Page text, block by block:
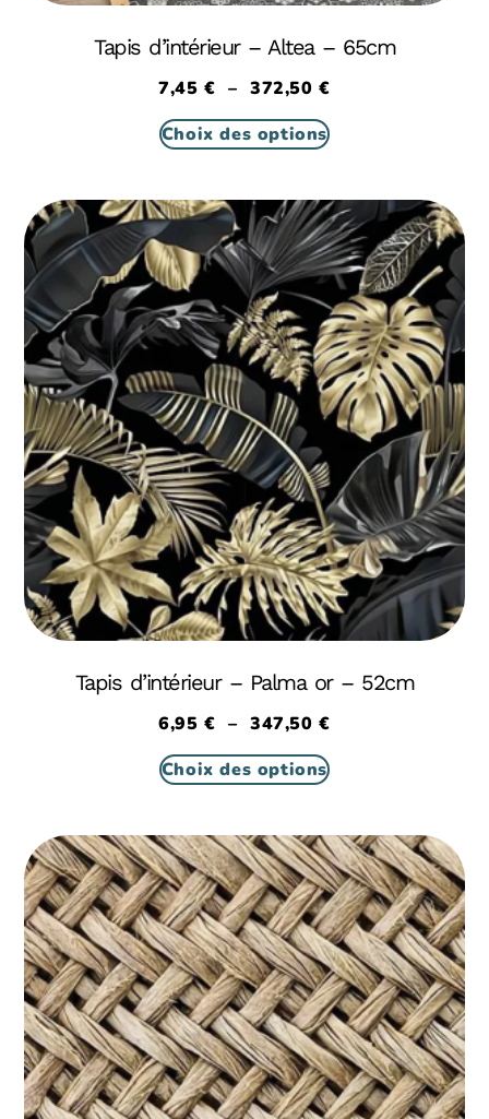
Tapis d’intérieur – Altea – 65cm
7,45€ – 372,50€
Choix des options
Tapis d’intérieur – Palma or – 52cm
6,95€ – 347,50€
Choix des options